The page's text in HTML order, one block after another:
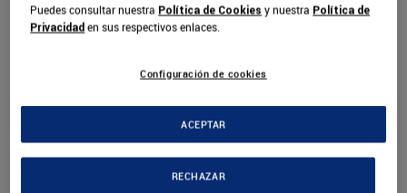
más que se están creando de acuerdo a las
necesidades del mañana.
vida. Por eso, te presentamos aquí 5 de las mejores
carreras universitarias para el futuro, según portales
como LinkedIn.
Puedes consultar nuestra Política de Cookies y nuestra Política de
Privacidad en sus respectivos enlaces.
Configuración de cookies
RECHAZAR
ACEPTAR